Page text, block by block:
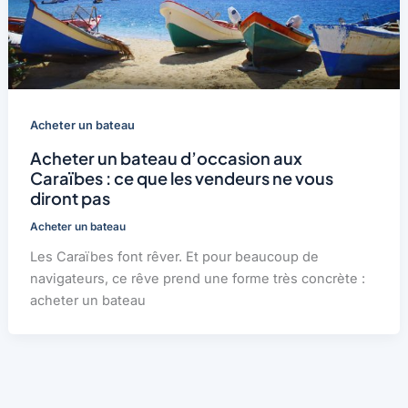
Acheter un bateau
Acheter un bateau d’occasion aux
Caraïbes : ce que les vendeurs ne vous
diront pas
Acheter un bateau
Les Caraïbes font rêver. Et pour beaucoup de
navigateurs, ce rêve prend une forme très concrète :
acheter un bateau